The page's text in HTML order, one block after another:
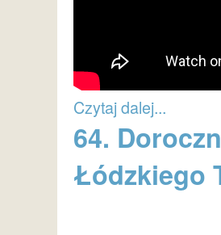
Czytaj dalej...
64.
Łódzkiego